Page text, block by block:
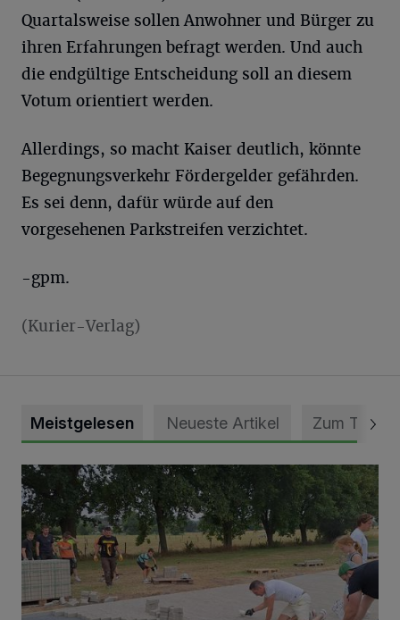
Quartalsweise sollen Anwohner und Bürger zu
ihren Erfahrungen befragt werden. Und auch
die endgültige Entscheidung soll an diesem
Votum orientiert werden.
Allerdings, so macht Kaiser deutlich, könnte
Begegnungsverkehr Fördergelder gefährden.
Es sei denn, dafür würde auf den
vorgesehenen Parkstreifen verzichtet.
-gpm.
(Kurier-Verlag)
Meistgelesen Neueste Artikel Zum Thema
Pünktlich zum Schützenfest den Weg zum Festzelt